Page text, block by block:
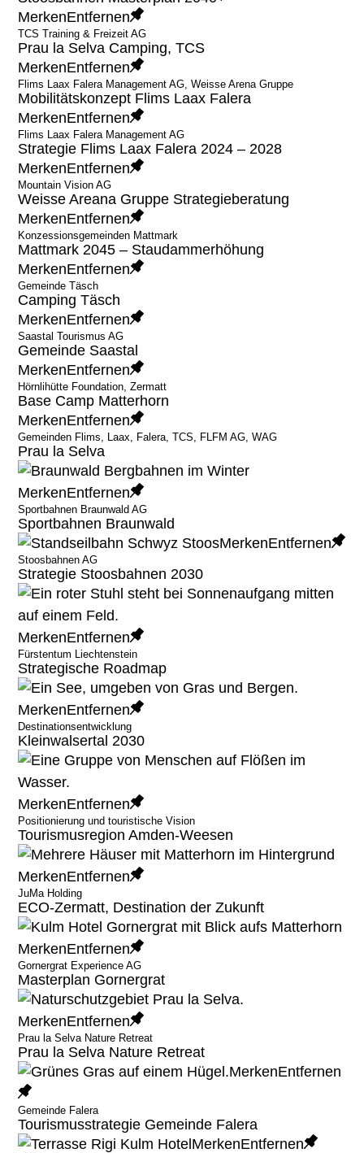
MerkenEntfernen
TCS Training & Freizeit AG
Prau la Selva Camping, TCS
MerkenEntfernen
Flims Laax Falera Management AG, Weisse Arena Gruppe
Mobilitätskonzept Flims Laax Falera
MerkenEntfernen
Flims Laax Falera Management AG
Strategie Flims Laax Falera 2024 – 2028
MerkenEntfernen
Mountain Vision AG
Weisse Areana Gruppe Strategieberatung
MerkenEntfernen
Konzessionsgemeinden Mattmark
Mattmark 2045 – Staudammerhöhung
MerkenEntfernen
Gemeinde Täsch
Camping Täsch
MerkenEntfernen
Saastal Tourismus AG
Gemeinde Saastal
MerkenEntfernen
Hörnlihütte Foundation, Zermatt
Base Camp Matterhorn
MerkenEntfernen
Gemeinden Flims, Laax, Falera, TCS, FLFM AG, WAG
Prau la Selva
MerkenEntfernen
Sportbahnen Braunwald AG
Sportbahnen Braunwald
MerkenEntfernen
Stoosbahnen AG
Strategie Stoosbahnen 2030
MerkenEntfernen
Fürstentum Liechtenstein
Strategische Roadmap
MerkenEntfernen
Destinationsentwicklung
Kleinwalsertal 2030
MerkenEntfernen
Positionierung und touristische Vision
Tourismusregion Amden-Weesen
MerkenEntfernen
JuMa Holding
ECO-Zermatt, Destination der Zukunft
MerkenEntfernen
Gornergrat Experience AG
Masterplan Gornergrat
MerkenEntfernen
Prau la Selva Nature Retreat
Prau la Selva Nature Retreat
MerkenEntfernen
Gemeinde Falera
Tourismusstrategie Gemeinde Falera
MerkenEntfernen